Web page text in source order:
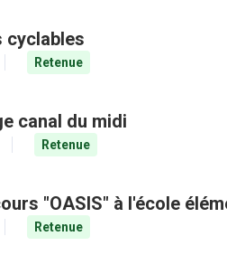
cyclables
Retenue
canal du midi
Retenue
"OASIS" à l'école
Retenue